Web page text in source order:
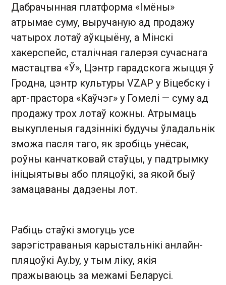
Дабрачынная платформа «Імёны»
атрымае суму, выручаную ад продажу
чатырох лотаў аўкцыёну, а Мінскі
хакерспейс, сталічная галерэя сучаснага
мастацтва «Ў», Цэнтр гарадскога жыцця ў
Гродна, цэнтр культуры VZAP у Віцебску і
арт-прастора «Каўчэг» у Гомелі — суму ад
продажу трох лотаў кожны. Атрымаць
выкупленыя гадзіннікі будучы ўладальнік
зможа пасля таго, як зробіць унёсак,
роўны канчатковай стаўцы, у падтрымку
ініцыятывы або пляцоўкі, за якой быў
замацаваны дадзены лот.
Рабіць стаўкі змогуць усе
зарэгістраваныя карыстальнікі анлайн-
пляцоўкі Ау.by, у тым ліку, якія
пражываюць за межамі Беларусі.